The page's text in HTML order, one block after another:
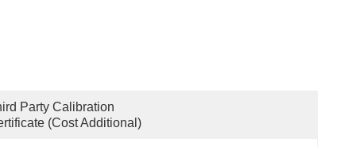
Party Calibration
(cost Additional)